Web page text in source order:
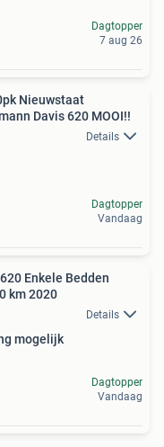
Dagtopper
7 aug 26
Nieuwstaat
Davis 620 MOOI!!
Details
Dagtopper
Vandaag
Enkele Bedden
km 2020
Details
mogelijk
Dagtopper
Vandaag